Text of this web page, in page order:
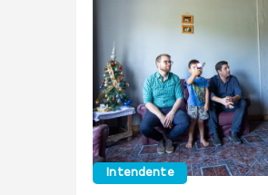
Intendente